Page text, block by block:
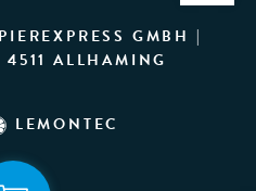
GMBH |
4511 ALLHAMING
LEMONTEC